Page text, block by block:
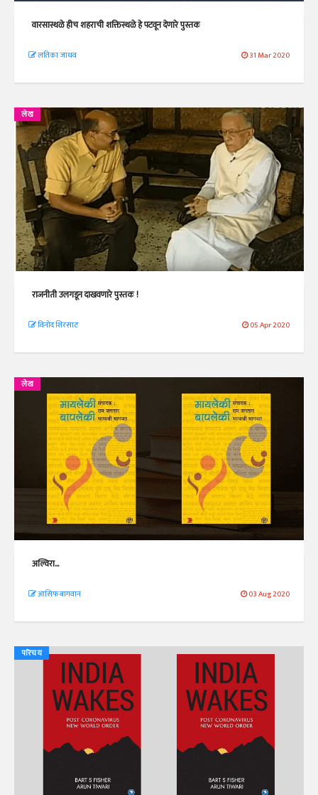
वारसास्थळे हीच शहराची शक्तिस्थळे हे पटवून देणारे पुस्तक
लतिका जाधव 31 Mar 2020
लेख
राजनीती उलगडून दाखवणारे पुस्तक !
विनोद शिरसाठ 05 Apr 2020
लेख
अल्विरा...
आसिफ बागवान 03 Aug 2020
परिचय